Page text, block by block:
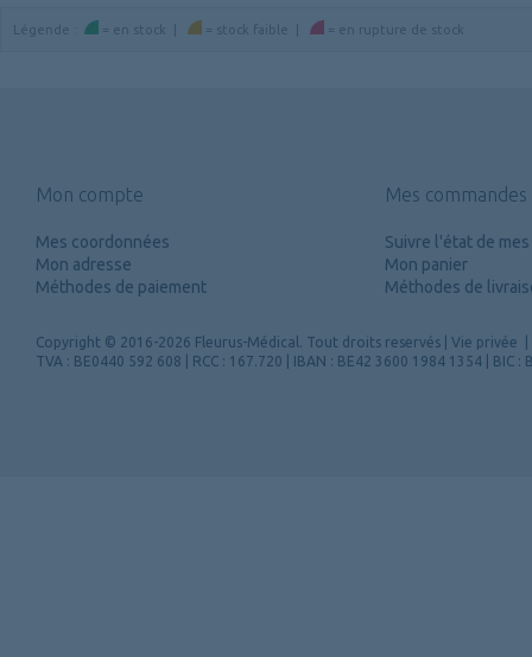
Légende = en stock = stock faible = en rupture de stock
Mon compte
Mes coordonnées
Mon adresse
Méthodes de paiement
Mes commandes
Suivre l'état de
Mon panier
Méthodes de
Copyright © 2016-2026 Fleurus-Médical. Tout droits reservés Vie privée
TVA : BE0440 592 608 | RCC : 167.720 | IBAN : BE42 3600 1984 1354 | BIC :